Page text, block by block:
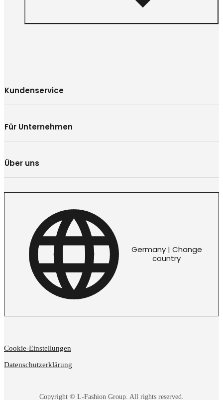
Kundenservice
Für Unternehmen
Über uns
Germany | Change
country
Copyright © L-Fashion Group. All rights reserved.
Cookie-Einstellungen
Datenschutzerklärung